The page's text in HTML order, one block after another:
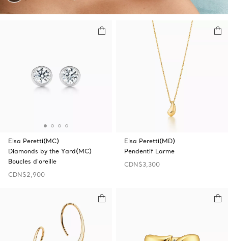
Elsa Peretti(MC)
Diamonds by the Yard(MC)
Boucles d'oreille
CDN$2,900
Elsa Peretti(MD)
Pendentif Larme
CDN$3,300